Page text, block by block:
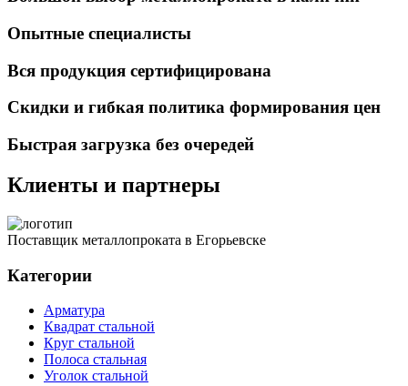
Опытные специалисты
Вся продукция сертифицирована
Скидки и гибкая политика формирования цен
Быстрая загрузка без очередей
Клиенты и партнеры
Поставщик металлопроката в Егорьевске
Категории
Арматура
Квадрат стальной
Круг стальной
Полоса стальная
Уголок стальной